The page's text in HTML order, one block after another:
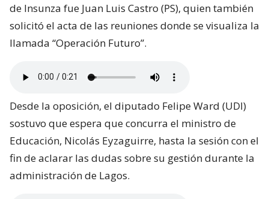
de Insunza fue Juan Luis Castro (PS), quien también
solicitó el acta de las reuniones donde se visualiza la
llamada “Operación Futuro”.
Desde la oposición, el diputado Felipe Ward (UDI)
sostuvo que espera que concurra el ministro de
Educación, Nicolás Eyzaguirre, hasta la sesión con el
fin de aclarar las dudas sobre su gestión durante la
administración de Lagos.